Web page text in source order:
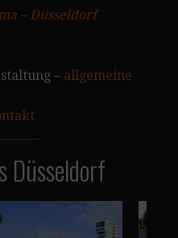
– Düsseldorf
– allgemeine
Düsseldorf